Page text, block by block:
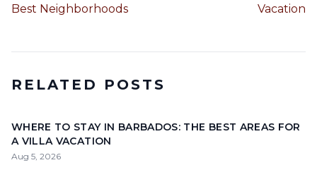
Best Neighborhoods
Vacation
RELATED POSTS
WHERE TO STAY IN BARBADOS: THE BEST AREAS FOR
A VILLA VACATION
Aug 5, 2026